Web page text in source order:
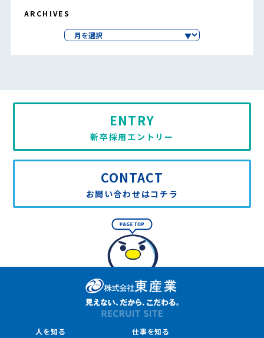
ARCHIVES
CONTACT
お問い合わせはコチラ
ENTRY
新卒採用エントリー
人を知る 仕事を知る